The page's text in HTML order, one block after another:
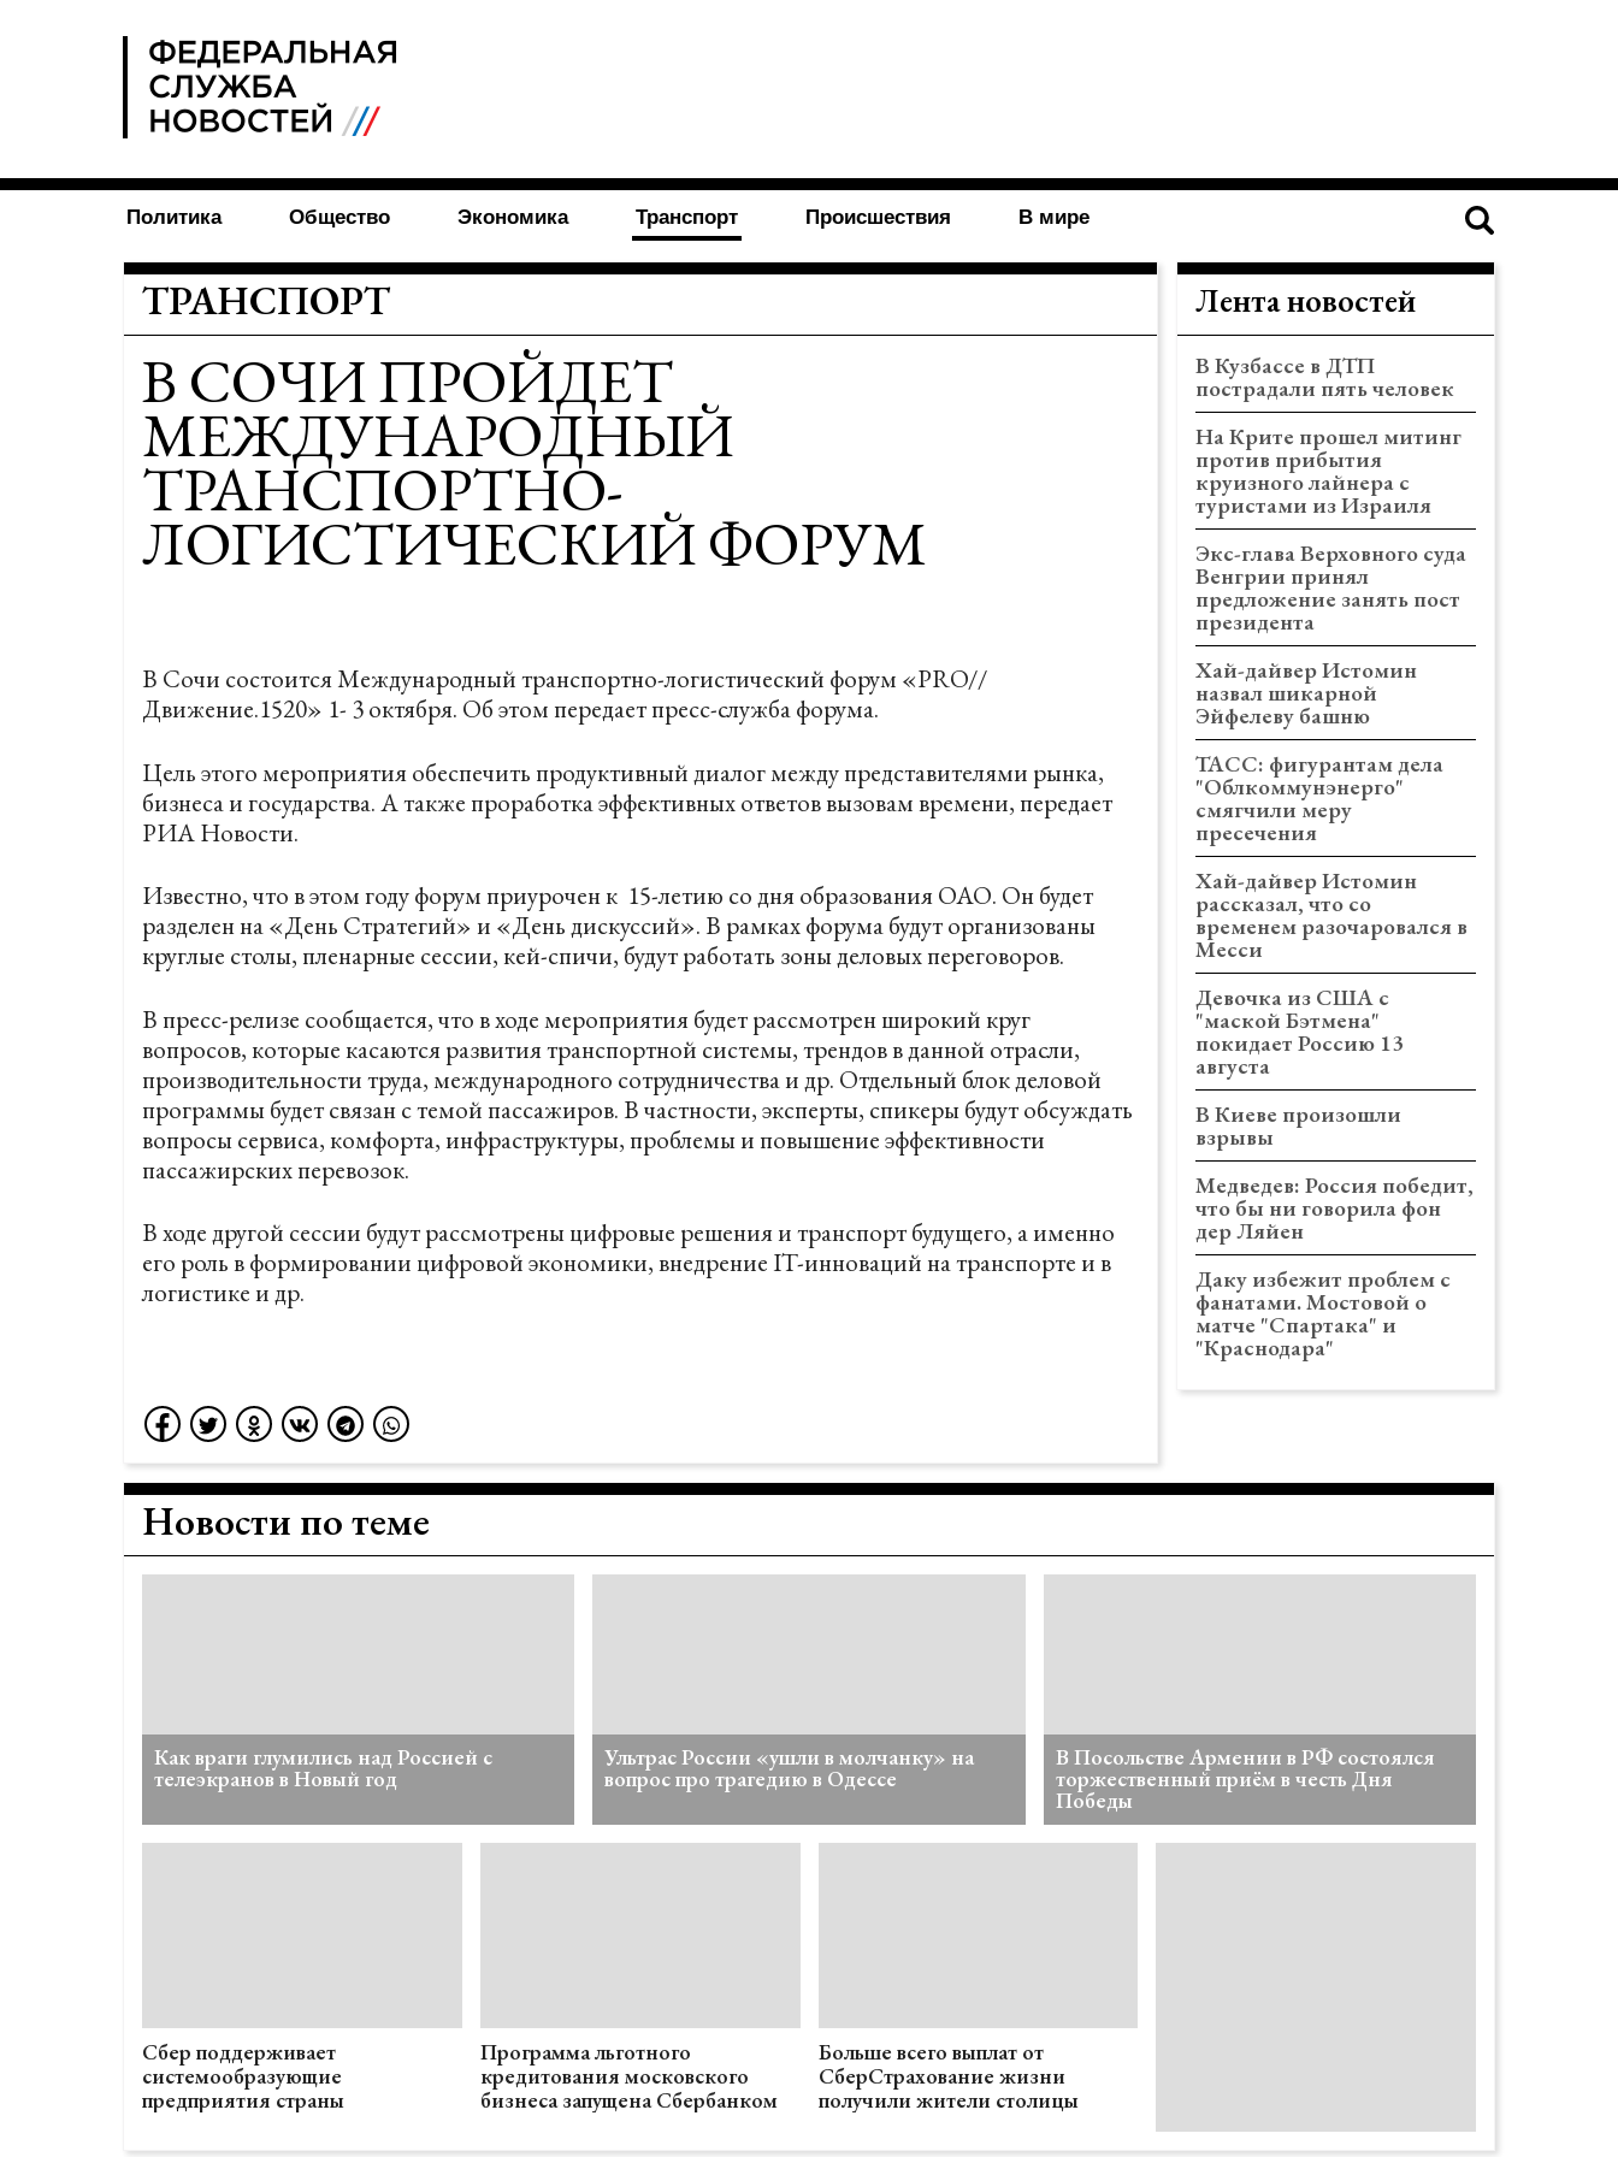
Политика Общество Экономика Транспорт Происшествия В мире
ТРАНСПОРТ
В СОЧИ ПРОЙДЕТ
МЕЖДУНАРОДНЫЙ
ТРАНСПОРТНО-
ЛОГИСТИЧЕСКИЙ ФОРУМ
В Сочи состоится Международный транспортно-логистический форум «PRO//
Движение.1520» 1- 3 октября. Об этом передает пресс-служба форума.
Цель этого мероприятия обеспечить продуктивный диалог между представителями рынка,
бизнеса и государства. А также проработка эффективных ответов вызовам времени, передает
РИА Новости.
Известно, что в этом году форум приурочен к 15-летию со дня образования ОАО. Он будет
разделен на «День Стратегий» и «День дискуссий». В рамках форума будут организованы
круглые столы, пленарные сессии, кей-спичи, будут работать зоны деловых переговоров.
В пресс-релизе сообщается, что в ходе мероприятия будет рассмотрен широкий круг
вопросов, которые касаются развития транспортной системы, трендов в данной отрасли,
производительности труда, международного сотрудничества и др. Отдельный блок деловой
программы будет связан с темой пассажиров. В частности, эксперты, спикеры будут обсуждать
вопросы сервиса, комфорта, инфраструктуры, проблемы и повышение эффективности
пассажирских перевозок.
В ходе другой сессии будут рассмотрены цифровые решения и транспорт будущего, а именно
его роль в формировании цифровой экономики, внедрение IT-инноваций на транспорте и в
логистике и др.
Лента новостей
В Кузбассе в ДТП
пострадали пять человек
На Крите прошел митинг
против прибытия
круизного лайнера с
туристами из Израиля
Экс-глава Верховного суда
Венгрии принял
предложение занять пост
президента
Хай-дайвер Истомин
назвал шикарной
Эйфелеву башню
ТАСС: фигурантам дела
"Облкоммунэнерго"
смягчили меру
пресечения
Хай-дайвер Истомин
рассказал, что со
временем разочаровался в
Месси
Девочка из США с
"маской Бэтмена"
покидает Россию 13
августа
В Киеве произошли
взрывы
Медведев: Россия победит,
что бы ни говорила фон
дер Ляйен
Даку избежит проблем с
фанатами. Мостовой о
матче "Спартака" и
"Краснодара"
Новости по теме
Как враги глумились над Россией с
телеэкранов в Новый год
Ультрас России «ушли в молчанку» на
вопрос про трагедию в Одессе
В Посольстве Армении в РФ состоялся
торжественный приём в честь Дня
Победы
Сбер поддерживает
системообразующие
предприятия страны
Программа льготного
кредитования московского
бизнеса запущена Сбербанком
Больше всего выплат от
СберСтрахование жизни
получили жители столицы